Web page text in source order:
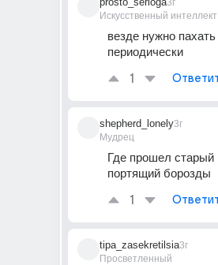
Искусственный интеллект
3г
везде нужно
периодически
1
shepherd_lonely
Мудрец
3г
Где прошел старый
портящий борозды
1
tipa_zasekretilsia
Просветленный
3г